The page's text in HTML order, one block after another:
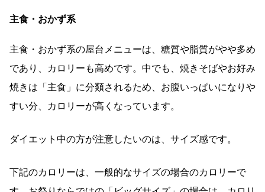
主食・おかず系
主食・おかず系の屋台メニューは、糖質や脂質がやや多め
であり、カロリーも高めです。中でも、焼きそばやお好み
焼きは「主食」に分類されるため、お腹いっぱいになりや
すい分、カロリーが高くなっています。
ダイエット中の方が注意したいのは、サイズ感です。
下記のカロリーは、一般的なサイズの場合のカロリーで